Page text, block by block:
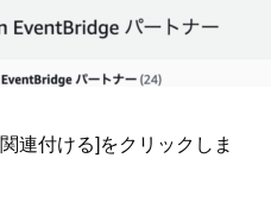
連付ける]をクリックしま